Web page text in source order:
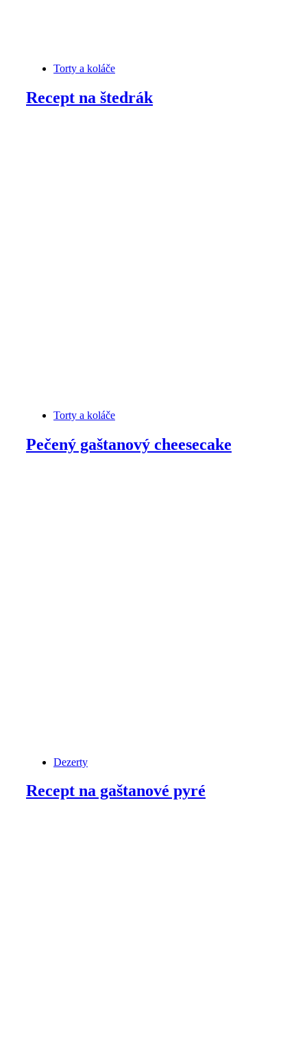
Torty a koláče
Recept na štedrák
Torty a koláče
Pečený gaštanový cheesecake
Dezerty
Recept na gaštanové pyré